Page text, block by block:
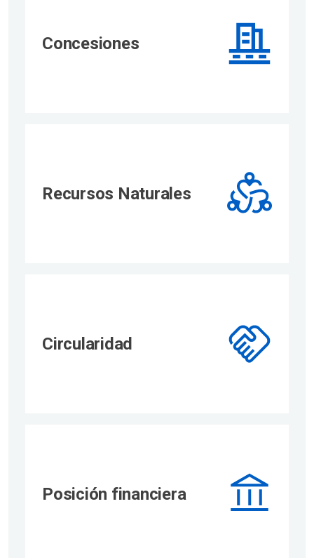
Concesiones
Recursos Naturales
Circularidad
Posición financiera